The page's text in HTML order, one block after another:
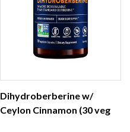
Dihydroberberine w/
Ceylon Cinnamon (30 veg